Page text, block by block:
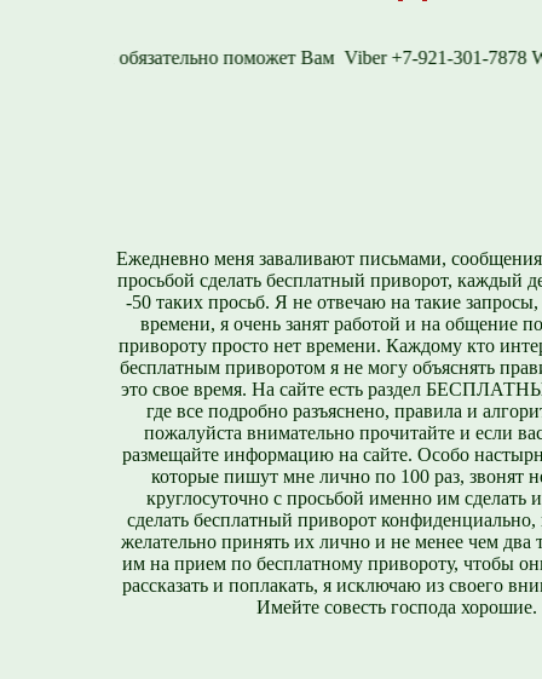
Viber +7-921-301-
Ежедневно меня заваливают письмами,
просьбой сделать бесплатный приворот, каждый
-50 таких просьб. Я не отвечаю на такие
времени, я очень занят работой и на общение
привороту просто нет времени. Каждому кто
бесплатным приворотом я не могу объяснять
это свое время. На сайте есть раздел
где все подробно разъяснено, правила и
пожалуйста внимательно прочитайте и если
размещайте информацию на сайте. Особо
которые пишут мне лично по 100 раз, звонят
круглосуточно с просьбой именно им сделать
сделать бесплатный приворот конфиденциально,
желательно принять их лично и не менее чем два
им на прием по бесплатному привороту, чтобы
рассказать и поплакать, я исключаю из своего
Имейте совесть господа хорошие.